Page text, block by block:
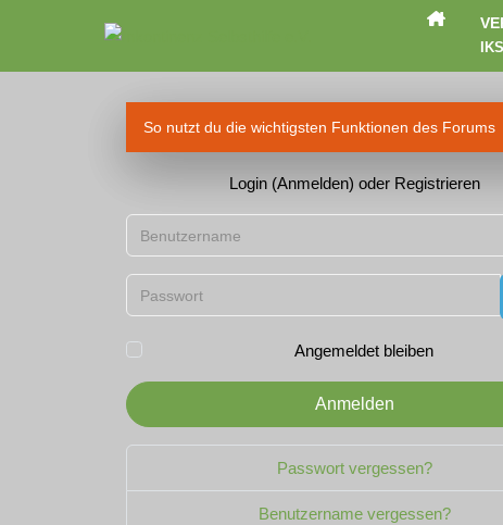
So nutzt du die wichtigsten Funktionen des Forums
Login (Anmelden) oder Registrieren
Benutzername
Passwort
Angemeldet bleiben
Anmelden
Passwort vergessen?
Benutzername vergessen?